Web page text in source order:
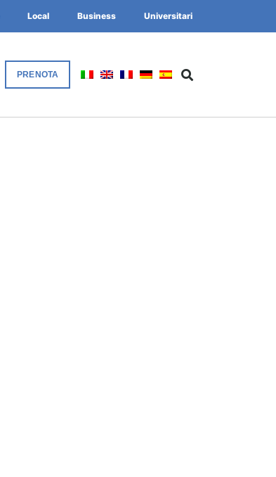
Local Business Universitari
PRENOTA